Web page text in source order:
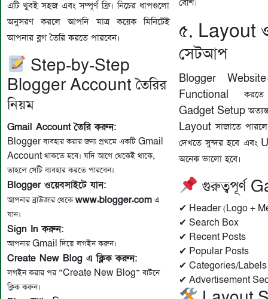
এটি খুবই সহজ এবং সম্পূর্ণ ফ্রি। নিচের ধাপগুলো
অনুসরণ করলে আপনি মাত্র কয়েক মিনিটেই
আপনার ব্লগ তৈরি করতে পারবেন।
Step-by-Step
Blogger Account তৈরির
নিয়ম
Gmail Account তৈরি করুন:
Blogger ব্যবহার করার জন্য প্রথমে একটি Gmail
Account থাকতে হবে। যদি আগে থেকেই থাকে,
তাহলে সেটি ব্যবহার করতে পারবেন।
Blogger ওয়েবসাইটে যান:
আপনার ব্রাউজার থেকেwww.blogger.com এ
যান।
Sign In করুন:
আপনার Gmail দিয়ে লগইন করুন।
Create New Blog এ ক্লিক করুন:
লগইন করার পর “Create New Blog” বাটনে
ক্লিক করুন।
বেশি।
৫. Layout
সেটআপ
Blogger
Functional
Gadget Setup অত্যন্ত
Layout সাজাতে
দেখতে সুন্দর হবে
অনেক ভালো হবে।
গুরুত্বপূর্ণ
✔ Header (Logo +
✔ Search Box
✔ Recent Posts
✔ Popular Posts
✔ Categories/Labels
✔ Advertisement